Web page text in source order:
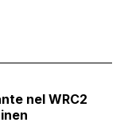
nel WRC2